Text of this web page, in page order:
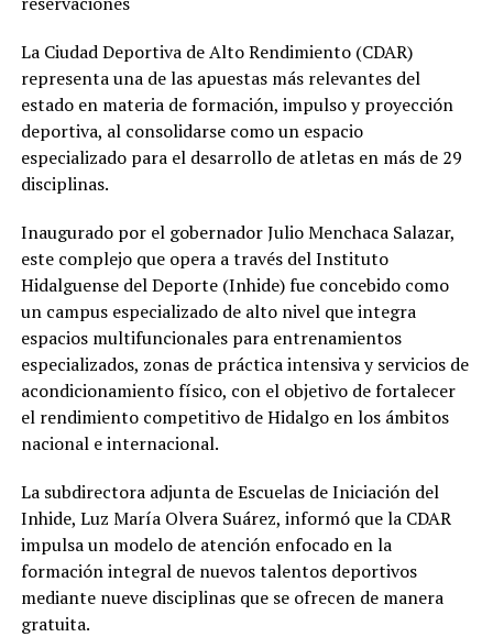
La Ciudad Deportiva de Alto Rendimiento (CDAR)
representa una de las apuestas más relevantes del
estado en materia de formación, impulso y proyección
deportiva, al consolidarse como un espacio
especializado para el desarrollo de atletas en más de 29
disciplinas.
Inaugurado por el gobernador Julio Menchaca Salazar,
este complejo que opera a través del Instituto
Hidalguense del Deporte (Inhide) fue concebido como
un campus especializado de alto nivel que integra
espacios multifuncionales para entrenamientos
especializados, zonas de práctica intensiva y servicios de
acondicionamiento físico, con el objetivo de fortalecer
el rendimiento competitivo de Hidalgo en los ámbitos
nacional e internacional.
La subdirectora adjunta de Escuelas de Iniciación del
Inhide, Luz María Olvera Suárez, informó que la CDAR
impulsa un modelo de atención enfocado en la
formación integral de nuevos talentos deportivos
mediante nueve disciplinas que se ofrecen de manera
gratuita.